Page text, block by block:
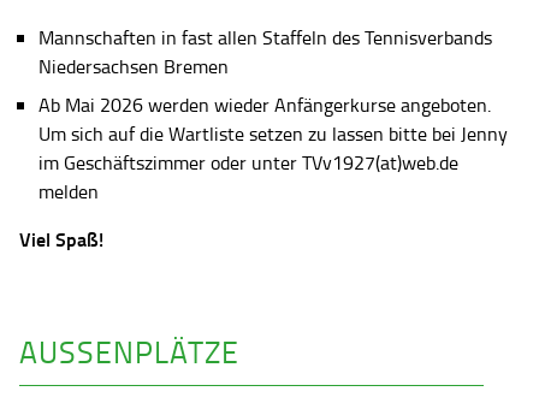
Mannschaften in fast allen Staffeln des Tennisverbands
Niedersachsen Bremen
Ab Mai 2026 werden wieder Anfängerkurse angeboten.
Um sich auf die Wartliste setzen zu lassen bitte bei Jenny
im Geschäftszimmer oder unter TVv1927(at)web.de
melden
Viel Spaß!
AUSSENPLÄTZE